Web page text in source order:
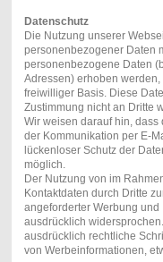
Datenschutz
Die Nutzung unserer
personenbezogener Daten
personenbezogene Daten
Adressen) erhoben
freiwilliger Basis. Diese
Zustimmung nicht an Dritte
Wir weisen darauf hin, dass
der Kommunikation per E-
lückenloser Schutz der
möglich.
Der Nutzung von im
Kontaktdaten durch Dritte
angeforderter Werbung
ausdrücklich
ausdrücklich rechtliche
von Werbeinformationen,